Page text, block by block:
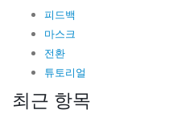
피드백
마스크
전환
튜토리얼
최근 항목